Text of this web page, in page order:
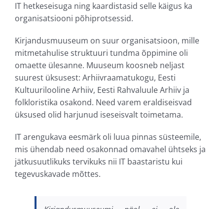
IT hetkeseisuga ning kaardistasid selle käigus ka
organisatsiooni põhiprotsessid.
Kirjandusmuuseum on suur organisatsioon, mille
mitmetahulise struktuuri tundma õppimine oli
omaette ülesanne. Muuseum koosneb neljast
suurest üksusest: Arhiivraamatukogu, Eesti
Kultuurilooline Arhiiv, Eesti Rahvaluule Arhiiv ja
folkloristika osakond. Need varem eraldiseisvad
üksused olid harjunud iseseisvalt toimetama.
IT arengukava eesmärk oli luua pinnas süsteemile,
mis ühendab need osakonnad omavahel ühtseks ja
jätkusuutlikuks tervikuks nii IT baastaristu kui
tegevuskavade mõttes.